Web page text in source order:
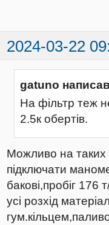
2024-03-22
gatuno
На фільтр теж
2.5к обертів.
Можливо на таких
підключати
бакові,пробіг 176
усі розхід